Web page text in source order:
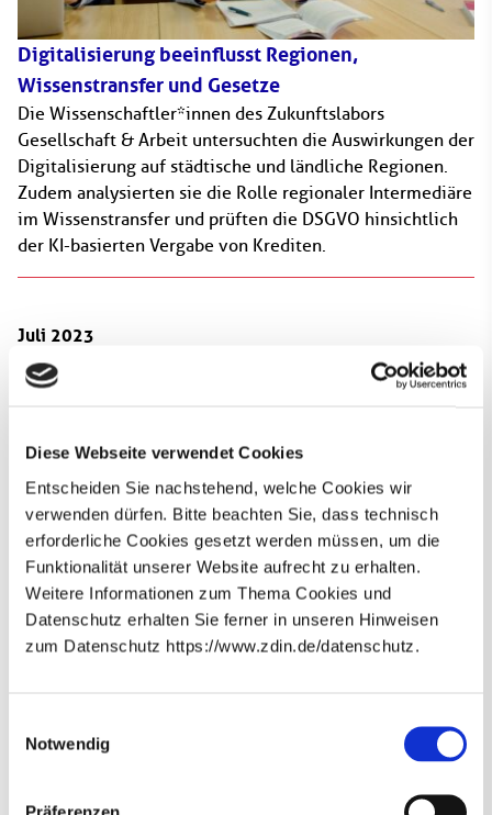
Diese Webseite verwendet Cookies
Entscheiden Sie nachstehend, welche Cookies wir
verwenden dürfen. Bitte beachten Sie, dass technisch
erforderliche Cookies gesetzt werden müssen, um die
Funktionalität unserer Website aufrecht zu erhalten.
Weitere Informationen zum Thema Cookies und
Datenschutz erhalten Sie ferner in unseren Hinweisen
zum Datenschutz https://www.zdin.de/datenschutz.
Notwendig
Präferenzen
Digitalisierung beeinflusst Regionen,
Wissenstransfer und Gesetze
Die Wissenschaftler*innen des Zukunftslabors
Gesellschaft & Arbeit untersuchten die Auswirkungen der
Digitalisierung auf städtische und ländliche Regionen.
Zudem analysierten sie die Rolle regionaler Intermediäre
im Wissenstransfer und prüften die DSGVO hinsichtlich
der KI-basierten Vergabe von Krediten.
Juli 2023
Auswirkungen von Datennachbarschaften und
Gesellschaft & Arbeit analysierten
Datennachbarschaften, die Empfehlungsalgorithmen von
Datenschutzhinweise, die